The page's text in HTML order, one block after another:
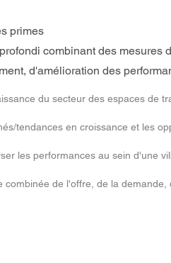
primes
combinant des
d'amélioration des
du secteur des espaces de
tendances en croissance et les
les performances au sein d'une
combinée de l'offre, de la